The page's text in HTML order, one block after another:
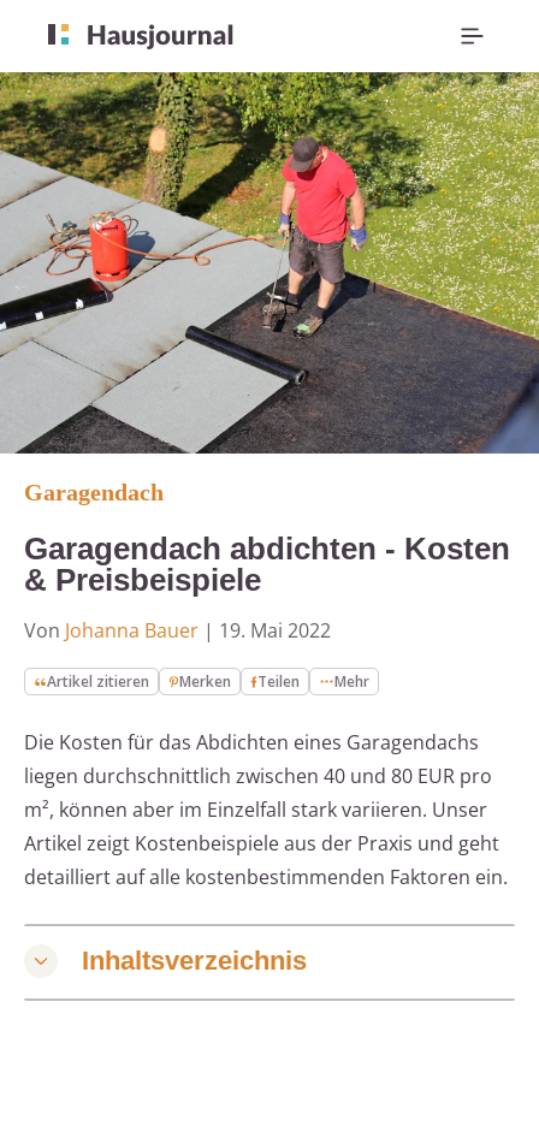
Garagendach
Garagendach abdichten - Kosten
& Preisbeispiele
Von Johanna Bauer | 19. Mai 2022
Artikel zitieren Merken Teilen Mehr
Die Kosten für das Abdichten eines Garagendachs
liegen durchschnittlich zwischen 40 und 80 EUR pro
m², können aber im Einzelfall stark variieren. Unser
Artikel zeigt Kostenbeispiele aus der Praxis und geht
detailliert auf alle kostenbestimmenden Faktoren ein.
Inhaltsverzeichnis